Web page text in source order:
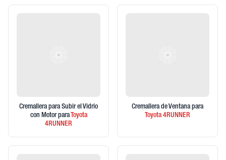
Cremallera para Subir el Vidrio
con Motor para Toyota
4RUNNER
Cremallera de Ventana para
Toyota4RUNNER